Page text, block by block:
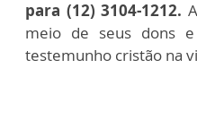
para (12) 3104-1212.
meio de seus dons
testemunho cristão na